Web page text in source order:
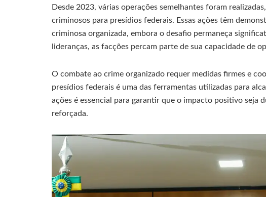
Desde 2023, várias operações semelhantes foram
criminosos para presídios federais. Essas ações têm
criminosa organizada, embora o desafio permaneça
lideranças, as facções percam parte de sua capacidade de
O combate ao crime organizado requer medidas firmes e
presídios federais é uma das ferramentas utilizadas para
ações é essencial para garantir que o impacto positivo seja
reforçada.